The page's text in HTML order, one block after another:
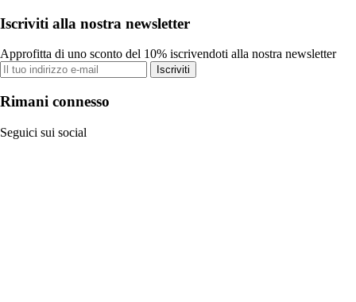
Iscriviti alla nostra newsletter
Approfitta di uno sconto del 10% iscrivendoti alla nostra newsletter
Iscriviti
Rimani connesso
Seguici sui social